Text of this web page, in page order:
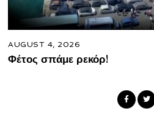
AUGUST 4, 2026
Φέτος σπάμε ρεκόρ!